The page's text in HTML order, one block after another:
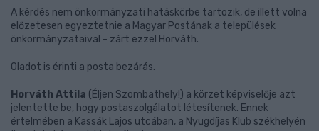
A kérdés nem önkormányzati hatáskörbe tartozik, de illett volna
előzetesen egyeztetnie a Magyar Postának a települések
önkormányzataival - zárt ezzel Horváth.
Oladot is érinti a posta bezárás.
Horváth Attila (Éljen Szombathely!) a körzet képviselője azt
jelentette be, hogy postaszolgálatot létesítenek. Ennek
értelmében a Kassák Lajos utcában, a Nyugdíjas Klub székhelyén